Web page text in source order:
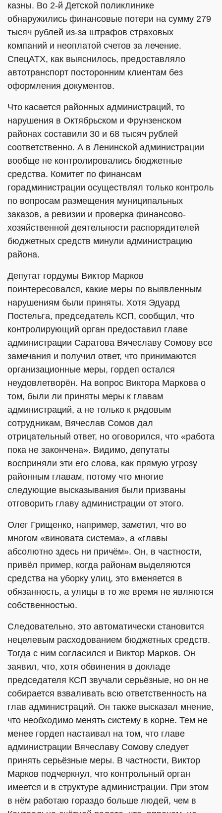
казны. Во 2-й Детской поликлинике
обнаружились финансовые потери на сумму 279
тысяч рублей из-за штрафов страховых
компаний и неоплатой счетов за лечение.
СпецАТХ, как выяснилось, предоставляло
автотранспорт посторонним клиентам без
оформления документов.
Что касается районных администраций, то
нарушения в Октябрьском и Фрунзенском
районах составили 30 и 68 тысяч рублей
соответственно. А в Ленинской администрации
вообще не контролировались бюджетные
средства. Комитет по финансам
горадминистрации осуществлял только контроль
по вопросам размещения муниципальных
заказов, а ревизии и проверка финансово-
хозяйственной деятельности распорядителей
бюджетных средств минули администрацию
района.
Депутат гордумы Виктор Марков
поинтересовался, какие меры по выявленным
нарушениям были приняты. Хотя Эдуард
Постельга, председатель КСП, сообщил, что
контролирующий орган предоставил главе
администрации Саратова Вячеславу Сомову все
замечания и получил ответ, что принимаются
организационные меры, гордеп остался
неудовлетворён. На вопрос Виктора Маркова о
том, были ли приняты меры к главам
администраций, а не только к рядовым
сотрудникам, Вячеслав Сомов дал
отрицательный ответ, но оговорился, что «работа
пока не закончена». Видимо, депутаты
восприняли эти его слова, как прямую угрозу
районным главам, потому что многие
следующие высказывания были призваны
отговорить главу администрации от этого.
Олег Грищенко, например, заметил, что во
многом «виновата система», а «главы
абсолютно здесь ни причём». Он, в частности,
привёл пример, когда районам выделяются
средства на уборку улиц, это вменяется в
обязанность, а улицы в то же время не являются
собственностью.
Следовательно, это автоматически становится
нецелевым расходованием бюджетных средств.
Тогда с ним согласился и Виктор Марков. Он
заявил, что, хотя обвинения в докладе
председателя КСП звучали серьёзные, но он не
собирается взваливать всю ответственность на
глав администраций. Он также высказал мнение,
что необходимо менять систему в корне. Тем не
менее гордеп настаивал на том, что главе
администрации Вячеславу Сомову следует
принять серьёзные меры. В частности, Виктор
Марков подчеркнул, что контрольный орган
имеется и в структуре администрации. При этом
в нём работаю гораздо больше людей, чем в